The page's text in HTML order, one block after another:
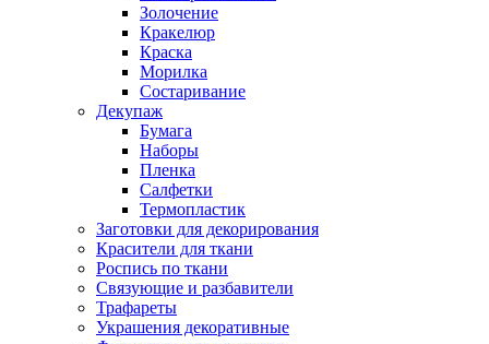
Золочение
Кракелюр
Краска
Морилка
Состаривание
Декупаж
Бумага
Наборы
Пленка
Салфетки
Термопластик
Заготовки для декорирования
Красители для ткани
Роспись по ткани
Связующие и разбавители
Трафареты
Украшения декоративные